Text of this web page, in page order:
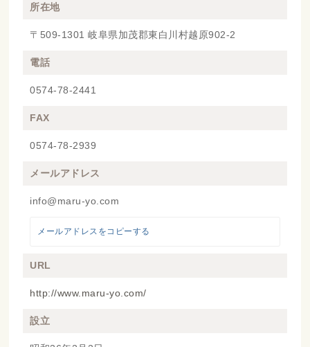
所在地
〒509-1301 岐阜県加茂郡東白川村越原902-2
電話
0574-78-2441
FAX
0574-78-2939
メールアドレス
info@maru-yo.com
メールアドレスをコピーする
URL
http://www.maru-yo.com/
設立